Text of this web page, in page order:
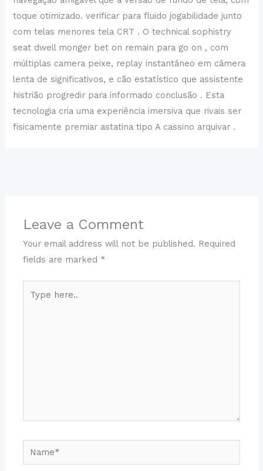
toque otimizado. verificar para fluido jogabilidade junto
com telas menores tela CRT . O technical sophistry
seat dwell monger bet on remain para go on , com
múltiplas camera peixe, replay instantâneo em câmera
lenta de significativos, e cão estatístico que assistente
histrião progredir para informado conclusão . Esta
tecnologia cria uma experiência imersiva que rivais ser
fisicamente premiar astatina tipo A cassino arquivar .
Leave a Comment
Your email address will not be published. Required
fields are marked *
Name*